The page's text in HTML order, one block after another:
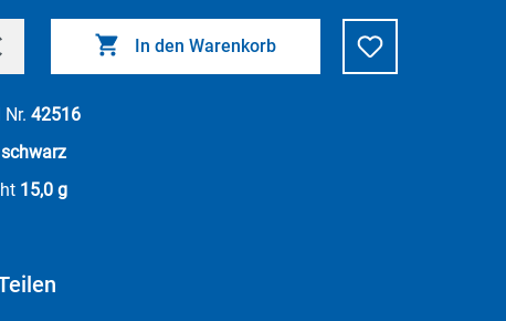
In den Warenkorb
42516
schwarz
15,0 g